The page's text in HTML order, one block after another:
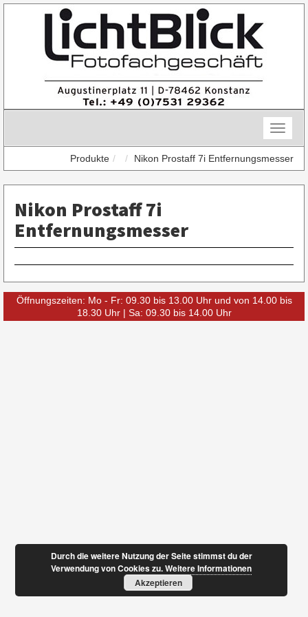
Toggle
Produkte
Nikon Prostaff 7i Entfernungsmesser
Nikon Prostaff 7i
Entfernungsmesser
Öffnungszeiten: Mo - Fr: 09.30 bis 13.00 Uhr und von 14.00 bis
18.30 Uhr | Sa: 09.30 bis 14.00 Uhr
Durch die weitere Nutzung der Seite stimmst du der
Verwendung von Cookies zu.Weitere Informationen
Akzeptieren